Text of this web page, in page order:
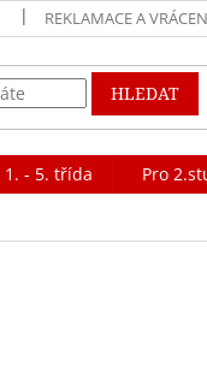
REKLAMACE A
HLEDAT
- 5. třída Pro